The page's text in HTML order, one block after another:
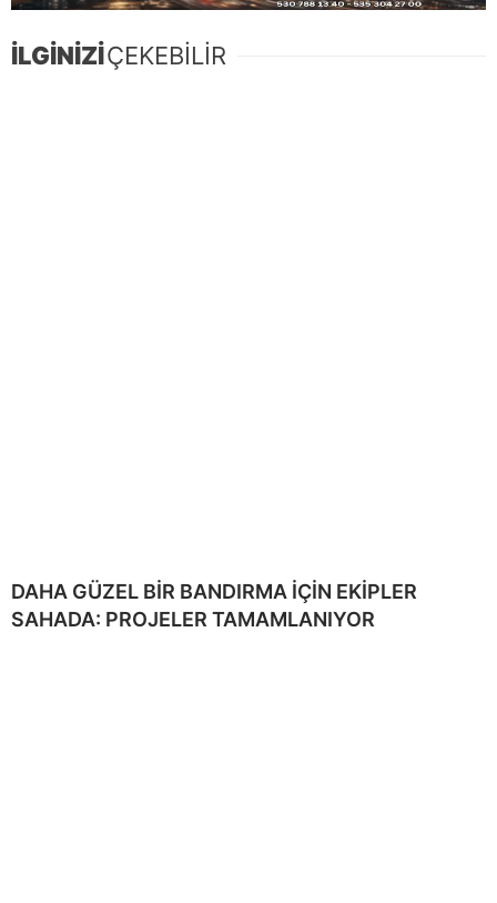
İLGİNİZİÇEKEBİLİR
DAHA GÜZEL BİR BANDIRMA İÇİN EKİPLER
SAHADA: PROJELER TAMAMLANIYOR